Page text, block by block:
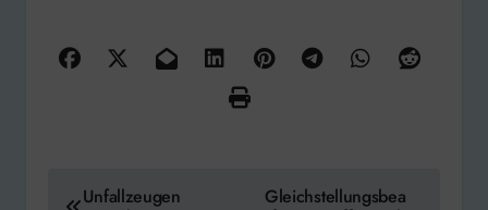
Beitragsnavigation
Unfallzeugen
Gleichstellungsbea